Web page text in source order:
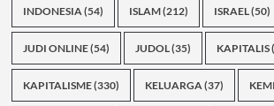
INDONESIA(54) ISLAM(212) ISRAEL(50)
JUDI ONLINE(54) JUDOL(35) KAPITALIS
KAPITALISME(330) KELUARGA(37)